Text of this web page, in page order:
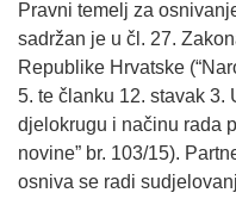
Pravni temelj za
sadržan je u čl. 27.
Republike Hrvatske
5. te članku 12. stavak 3.
djelokrugu i načinu rada
novine” br. 103/15).
osniva se radi